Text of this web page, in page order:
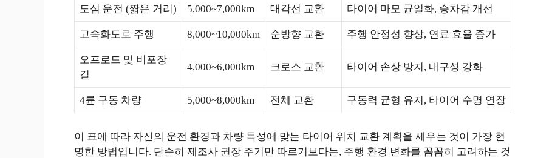
도심 운전 (짧은 거리) 5,000~7,000km 대각선 교환 타이어 마모 균일화, 승차감 개선
고속화도로 주행 8,000~10,000km 순방향 교환 주행 안정성 향상, 연료 효율 증가
오프로드 및 비포장
길
4,000~6,000km 크로스 교환 타이어 손상 방지, 내구성 강화
4륜 구동 차량 5,000~8,000km 전체 교환 구동력 균형 유지, 타이어 수명 연장
이 표에 따라 자신의 운전 환경과 차량 특성에 맞는 타이어 위치 교환 계획을 세우는 것이 가장 현
명한 방법입니다. 단순히 제조사 권장 주기만 따르기보다는, 주행 환경 변화를 꼼꼼히 고려하는 것